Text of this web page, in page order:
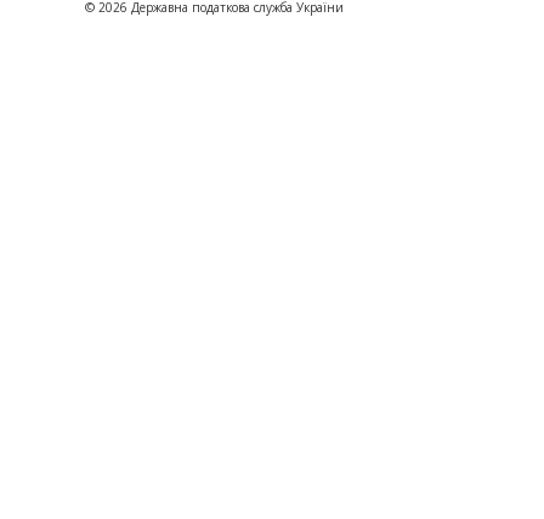
© 2026 Державна податкова служба України